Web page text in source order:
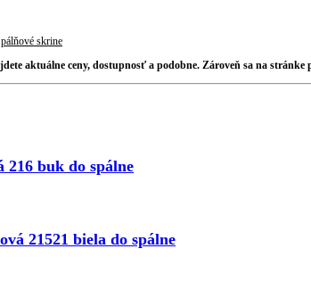
skrine
aktuálne ceny, dostupnosť a podobne. Zároveň sa na
buk do spálne
21521 biela do spálne